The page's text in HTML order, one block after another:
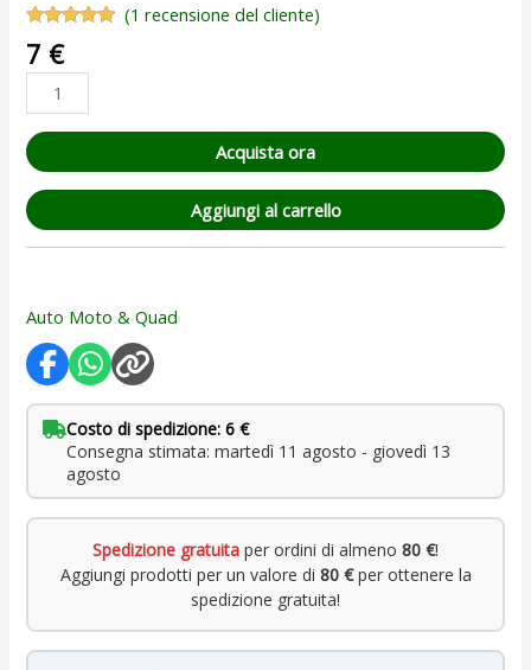
5.00su 5
su base
(1 recensione del cliente)
7 €
Acquista ora
Aggiungi al carrello
Auto Moto & Quad
Costo di spedizione: 6 €
Consegna stimata: martedì 11 agosto - giovedì 13
agosto
Spedizione gratuita per ordini di almeno 80 €!
Aggiungi prodotti per un valore di 80 €per ottenere la
spedizione gratuita!